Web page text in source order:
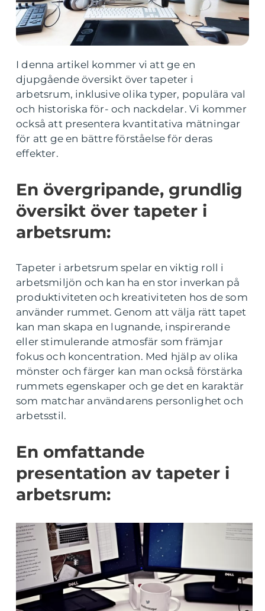
I denna artikel kommer vi att ge en
djupgående översikt över tapeter i
arbetsrum, inklusive olika typer, populära val
och historiska för- och nackdelar. Vi kommer
också att presentera kvantitativa mätningar
för att ge en bättre förståelse för deras
effekter.
En övergripande, grundlig
översikt över tapeter i
arbetsrum:
Tapeter i arbetsrum spelar en viktig roll i
arbetsmiljön och kan ha en stor inverkan på
produktiviteten och kreativiteten hos de som
använder rummet. Genom att välja rätt tapet
kan man skapa en lugnande, inspirerande
eller stimulerande atmosfär som främjar
fokus och koncentration. Med hjälp av olika
mönster och färger kan man också förstärka
rummets egenskaper och ge det en karaktär
som matchar användarens personlighet och
arbetsstil.
En omfattande
presentation av tapeter i
arbetsrum: